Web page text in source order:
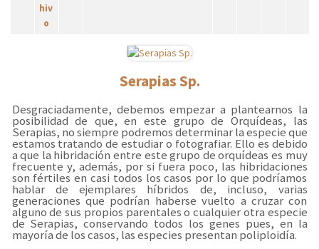
Serapias Sp.
Desgraciadamente, debemos empezar a plantearnos la
posibilidad de que, en este grupo de Orquídeas, las
Serapias, no siempre podremos determinar la especie que
estamos tratando de estudiar o fotografiar. Ello es debido
a que la hibridación entre este grupo de orquídeas es muy
frecuente y, además, por si fuera poco, las hibridaciones
son fértiles en casi todos los casos por lo que podríamos
hablar de ejemplares híbridos de, incluso, varias
generaciones que podrían haberse vuelto a cruzar con
alguno de sus propios parentales o cualquier otra especie
de Serapias, conservando todos los genes pues, en la
mayoría de los casos, las especies presentan poliploidía.